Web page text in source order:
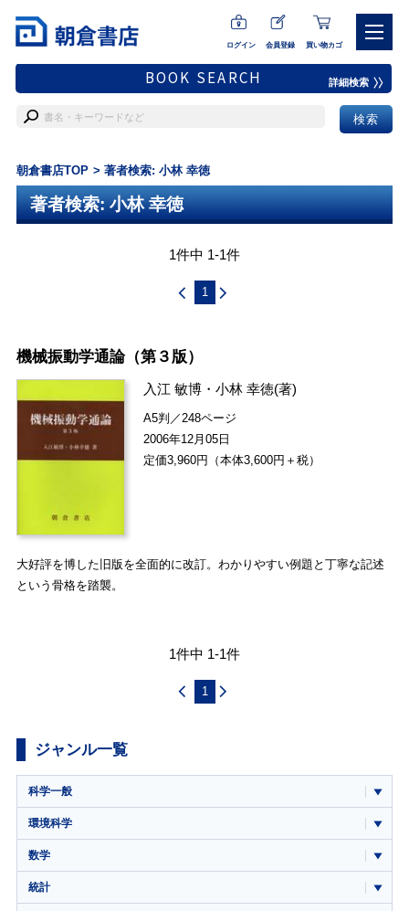
ログイン 会員登録 買い物カゴ
BOOK SEARCH 詳細検索
朝倉書店TOP 著者検索: 小林 幸徳
著者検索: 小林 幸徳
1件中 1-1件
1
機械振動学通論（第３版）
入江 敏博 ・小林 幸徳(著)
A5判／248ページ
2006年12月05日
定価3,960円（本体3,600円＋税）
大好評を博した旧版を全面的に改訂。わかりやすい例題と丁寧な記述
という骨格を踏襲。
1件中 1-1件
1
ジャンル一覧
科学一般
環境科学
数学
統計